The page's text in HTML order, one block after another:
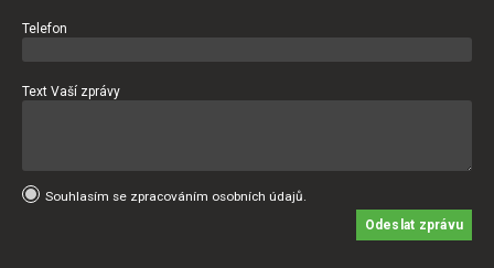
Telefon
Text Vaší zprávy
Souhlasím se zpracováním osobních údajů.
Odeslat zprávu